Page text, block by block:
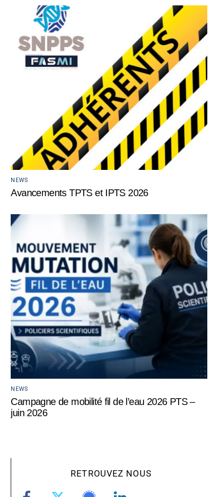
NEWS
Avancements TPTS et IPTS 2026
NEWS
Campagne de mobilité fil de l’eau 2026 PTS –
juin 2026
RETROUVEZ NOUS